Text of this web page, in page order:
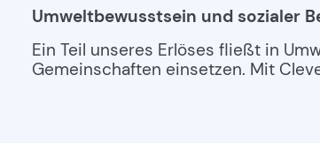
Umweltbewusstsein und sozialer
Ein Teil unseres Erlöses fließt in
Gemeinschaften einsetzen. Mit